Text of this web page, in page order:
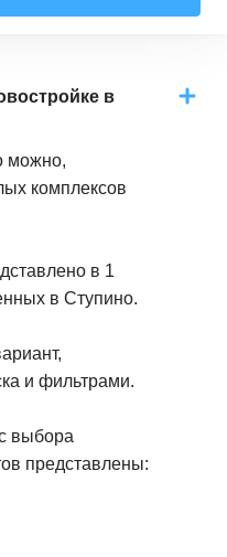
в
можно,
комплексов
в 1
в Ступино.
и фильтрами.
выбора
представлены: